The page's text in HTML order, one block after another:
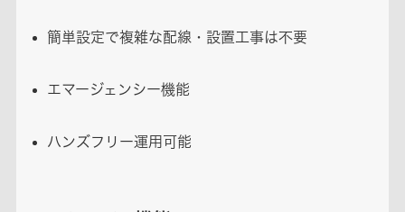
簡単設定で複雑な配線・設置工事は不要
エマージェンシー機能
ハンズフリー運用可能